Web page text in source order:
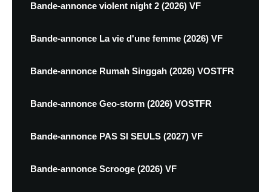
Bande-annonce violent night 2 (2026) VF
Bande-annonce La vie d'une femme (2026) VF
Bande-annonce Rumah Singgah (2026) VOSTFR
Bande-annonce Geo-storm (2026) VOSTFR
Bande-annonce PAS SI SEULS (2027) VF
Bande-annonce Scrooge (2026) VF